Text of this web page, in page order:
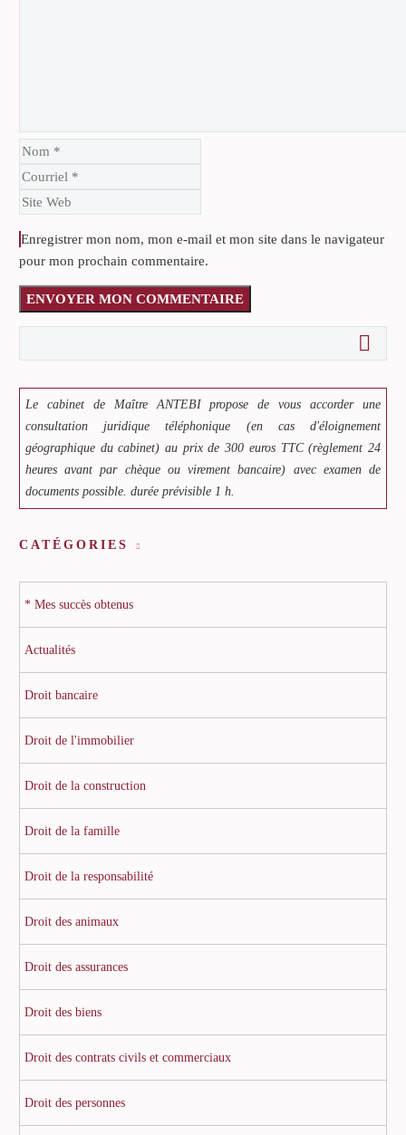
Enregistrer mon nom, mon e-mail et mon site dans le navigateur
pour mon prochain commentaire.
ENVOYER MON COMMENTAIRE
Le cabinet de Maître ANTEBI propose de vous accorder une
consultation juridique téléphonique (en cas d'éloignement
géographique du cabinet) au prix de 300 euros TTC (règlement 24
heures avant par chèque ou virement bancaire) avec examen de
documents possible. durée prévisible 1 h.
CATÉGORIES
* Mes succès obtenus
Actualités
Droit bancaire
Droit de l'immobilier
Droit de la construction
Droit de la famille
Droit de la responsabilité
Droit des animaux
Droit des assurances
Droit des biens
Droit des contrats civils et commerciaux
Droit des personnes